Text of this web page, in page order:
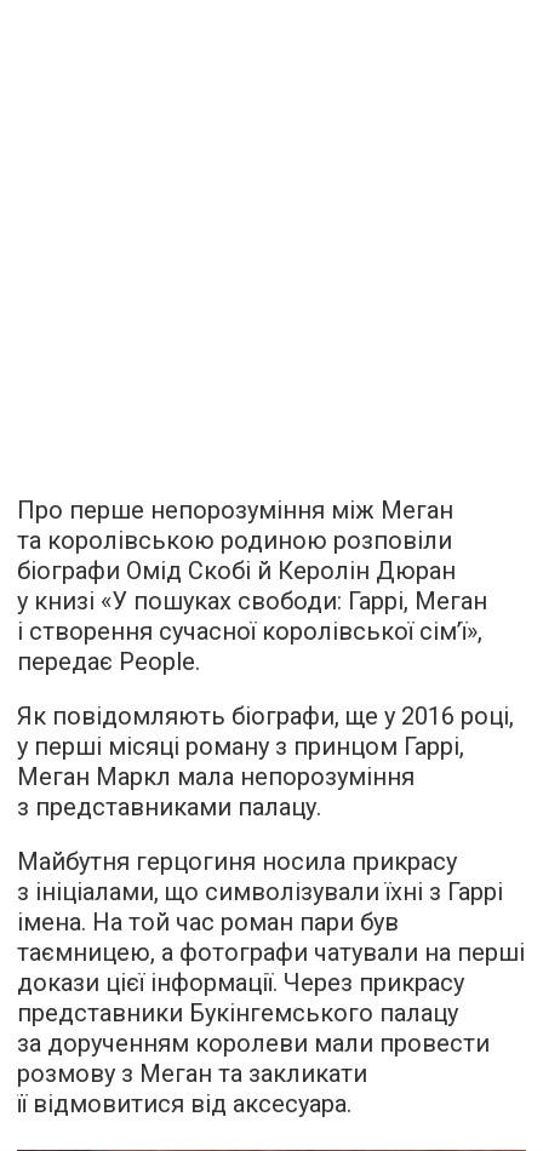
Про перше непорозуміння між Меган
та королівською родиною розповіли
біографи Омід Скобі й Керолін Дюран
у книзі «У пошуках свободи: Гаррі, Меган
і створення сучасної королівської сім’ї»,
передає People.
Як повідомляють біографи, ще у 2016 році,
у перші місяці роману з принцом Гаррі,
Меган Маркл мала непорозуміння
з представниками палацу.
Майбутня герцогиня носила прикрасу
з ініціалами, що символізували їхні з Гаррі
імена. На той час роман пари був
таємницею, а фотографи чатували на перші
докази цієї інформації. Через прикрасу
представники Букінгемського палацу
за дорученням королеви мали провести
розмову з Меган та закликати
її відмовитися від аксесуара.